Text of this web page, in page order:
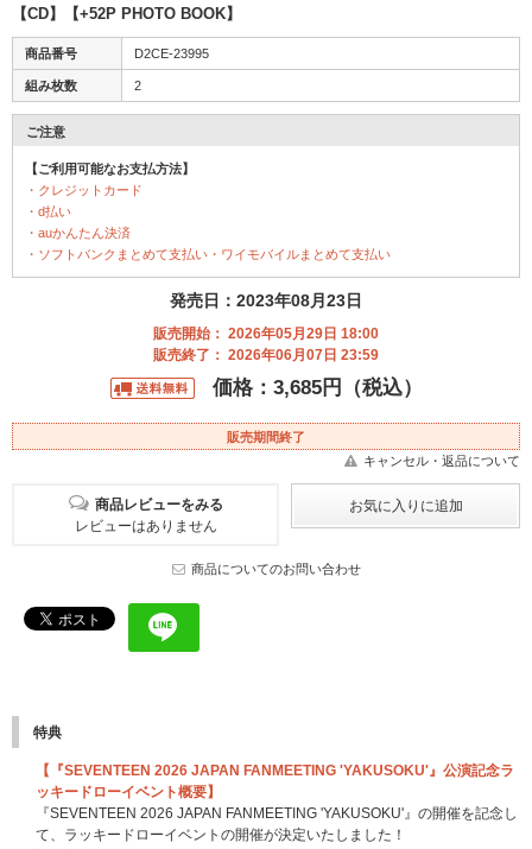
【CD】【+52P PHOTO BOOK】
商品番号 D2CE-23995
組み枚数 2
ご注意
【ご利用可能なお支払方法】
・クレジットカード
・d払い
・auかんたん決済
・ソフトバンクまとめて支払い・ワイモバイルまとめて支払い
発売日：2023年08月23日
販売開始： 2026年05月29日 18:00
販売終了： 2026年06月07日 23:59
価格：3,685円（税込）
販売期間終了
キャンセル・返品について
商品レビューをみる
レビューはありません
商品についてのお問い合わせ
特典
【『SEVENTEEN 2026 JAPAN FANMEETING 'YAKUSOKU'』公演記念ラ
ッキードローイベント概要】
『SEVENTEEN 2026 JAPAN FANMEETING 'YAKUSOKU'』の開催を記念し
て、ラッキードローイベントの開催が決定いたしました！